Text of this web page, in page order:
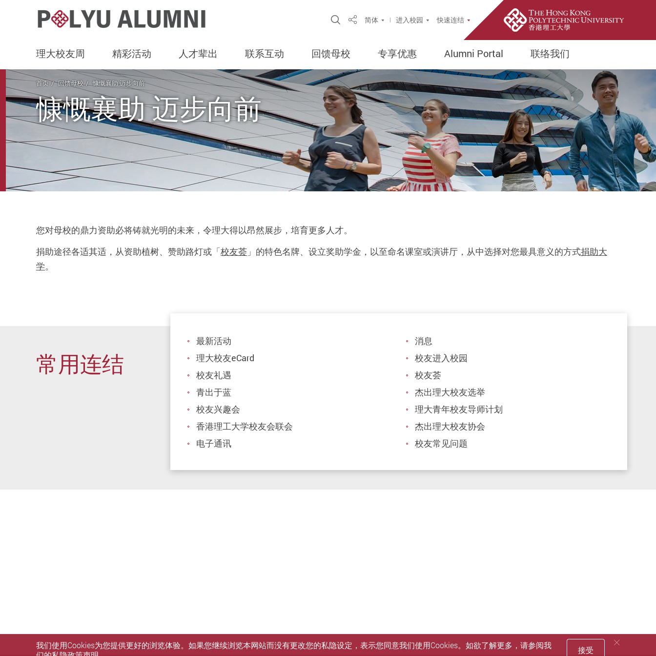
Open Site Search Popup
Share简体 进入校园 快速连结
理大校友周 精彩活动 人才辈出 联系互动 回馈母校 专享优惠 Alumni Portal 联络我们
Start main content
首页 回馈母校 慷慨襄助 迈步向前
慷慨襄助 迈步向前
您对母校的鼎力资助必将铸就光明的未来，令理大得以昂然展步，培育更多人才。
捐助途径各适其适，从资助植树、赞助路灯或「校友荟 」的特色名牌、设立奖助学金，以至命名课室或演讲厅，从中选择对您最具意义的方式捐助大
学。
常用连结
最新活动
消息
理大校友eCard
校友进入校园
校友礼遇
校友荟
青出于蓝
杰出理大校友选举
校友兴趣会
理大青年校友导师计划
香港理工大学校友会联会
杰出理大校友协会
电子通讯
校友常见问题
我们使用Cookies为您提供更好的浏览体验。如果您继续浏览本网站而没有更改您的私隐设定，表示您同意我们使用Cookies。如欲了解更多，请参阅我
接受